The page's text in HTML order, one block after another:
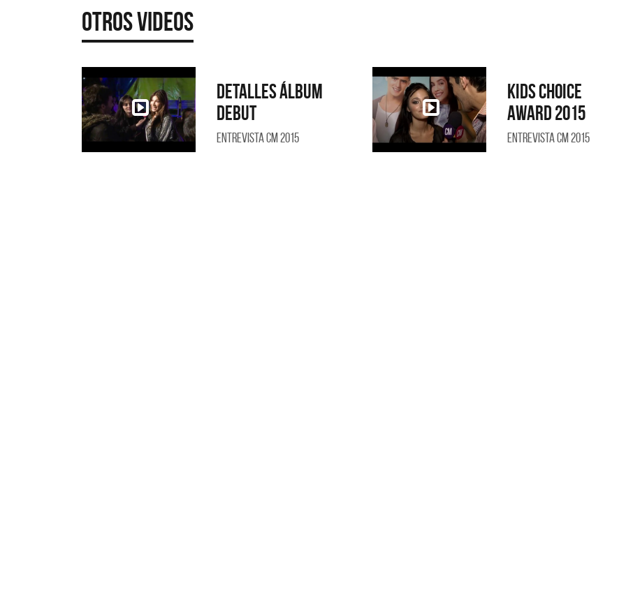
Otros Videos
Detalles álbum
debut
Entrevista CM 2015
Kids Choice
Award 2015
Entrevista CM 2015